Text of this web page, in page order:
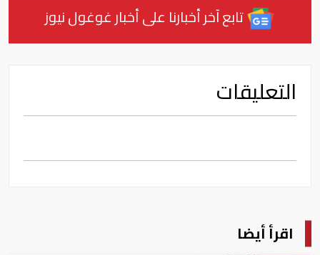
تابع آخر أخبارنا على أخبار غوغول نيوز
التعليقات
اقرأ أيضا